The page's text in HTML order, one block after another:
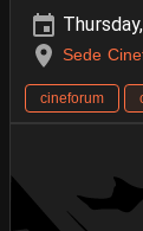
Sede
cineforum